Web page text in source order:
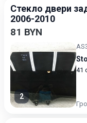
Стекло двери
2006-2010
81 BYN
2
41